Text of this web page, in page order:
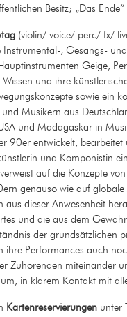
Besitz; „Das
(violin/ voice/ perc/ fx/
Instrumental-, Gesangs-
Geige,
und ihre
sowie ein
Musikern aus
und Madagaskar in
90er entwickelt,
und Komponistin
auf die Konzepte
genauso wie auf
aus dieser Anwesenheit
und die aus dem
der grundsätzlichen
ihre Performances auch
Zuhörenden miteinander
in klarem Kontakt mit
Kartenreservierungen unter